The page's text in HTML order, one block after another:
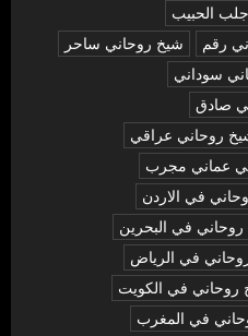
الحبيب
رقم
شيخ روحاني ساحر
سوداني
صادق
روحاني عراقي
عماني مجرب
في الاردن
في البحرين
في الرياض
روحاني في الكويت
في المغرب